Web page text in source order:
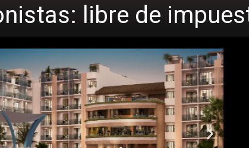
libre de